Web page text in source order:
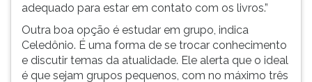
adequado para estar em contato com os livros.”
Outra boa opção é estudar em grupo, indica
Celedônio. É uma forma de se trocar conhecimento
e discutir temas da atualidade. Ele alerta que o ideal
é que sejam grupos pequenos, com no máximo três